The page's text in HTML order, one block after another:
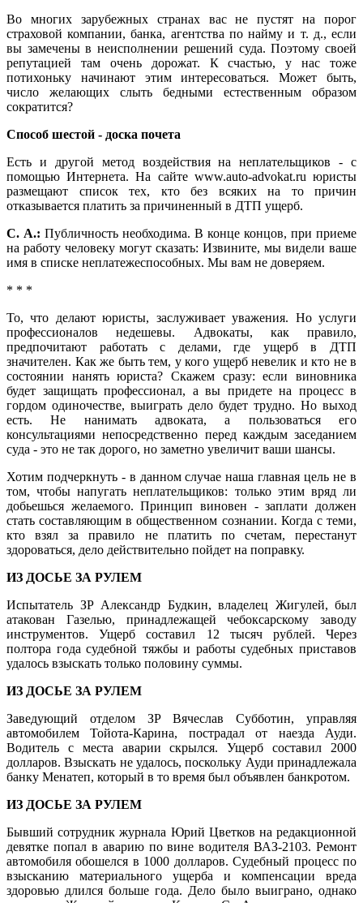
Во многих зарубежных странах вас не пустят на порог
страховой компании, банка, агентства по найму и т. д., если
вы замечены в неисполнении решений суда. Поэтому своей
репутацией там очень дорожат. К счастью, у нас тоже
потихоньку начинают этим интересоваться. Может быть,
число желающих слыть бедными естественным образом
сократится?
Способ шестой - доска почета
Есть и другой метод воздействия на неплательщиков - с
помощью Интернета. На сайте www.auto-advokat.ru юристы
размещают список тех, кто без всяких на то причин
отказывается платить за причиненный в ДТП ущерб.
С. А.: Публичность необходима. В конце концов, при приеме
на работу человеку могут сказать: Извините, мы видели ваше
имя в списке неплатежеспособных. Мы вам не доверяем.
* * *
То, что делают юристы, заслуживает уважения. Но услуги
профессионалов недешевы. Адвокаты, как правило,
предпочитают работать с делами, где ущерб в ДТП
значителен. Как же быть тем, у кого ущерб невелик и кто не в
состоянии нанять юриста? Скажем сразу: если виновника
будет защищать профессионал, а вы придете на процесс в
гордом одиночестве, выиграть дело будет трудно. Но выход
есть. Не нанимать адвоката, а пользоваться его
консультациями непосредственно перед каждым заседанием
суда - это не так дорого, но заметно увеличит ваши шансы.
Хотим подчеркнуть - в данном случае наша главная цель не в
том, чтобы напугать неплательщиков: только этим вряд ли
добьешься желаемого. Принцип виновен - заплати должен
стать составляющим в общественном сознании. Когда с теми,
кто взял за правило не платить по счетам, перестанут
здороваться, дело действительно пойдет на поправку.
ИЗ ДОСЬЕ ЗА РУЛЕМ
Испытатель ЗР Александр Будкин, владелец Жигулей, был
атакован Газелью, принадлежащей чебоксарскому заводу
инструментов. Ущерб составил 12 тысяч рублей. Через
полтора года судебной тяжбы и работы судебных приставов
удалось взыскать только половину суммы.
ИЗ ДОСЬЕ ЗА РУЛЕМ
Заведующий отделом ЗР Вячеслав Субботин, управляя
автомобилем Тойота-Карина, пострадал от наезда Ауди.
Водитель с места аварии скрылся. Ущерб составил 2000
долларов. Взыскать не удалось, поскольку Ауди принадлежала
банку Менатеп, который в то время был объявлен банкротом.
ИЗ ДОСЬЕ ЗА РУЛЕМ
Бывший сотрудник журнала Юрий Цветков на редакционной
девятке попал в аварию по вине водителя ВАЗ-2103. Ремонт
автомобиля обошелся в 1000 долларов. Судебный процесс по
взысканию материального ущерба и компенсации вреда
здоровью длился больше года. Дело было выиграно, однако